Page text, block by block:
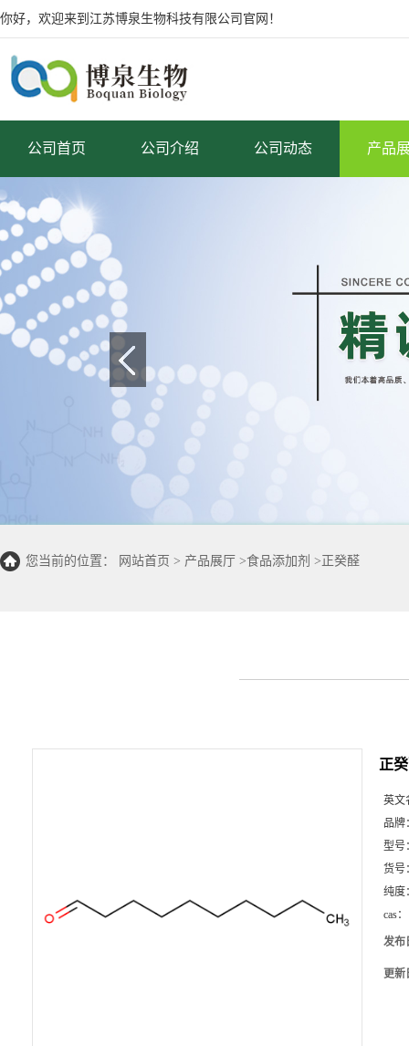
你好，欢迎来到江苏博泉生物科技有限公司官网！
公司首页 公司介绍 公司动态 产品
您当前的位置： 网站首页 > 产品展厅 >食品添加剂 >正癸醛
正
英文
品牌
型号
货号
纯度
cas：
发布
更新